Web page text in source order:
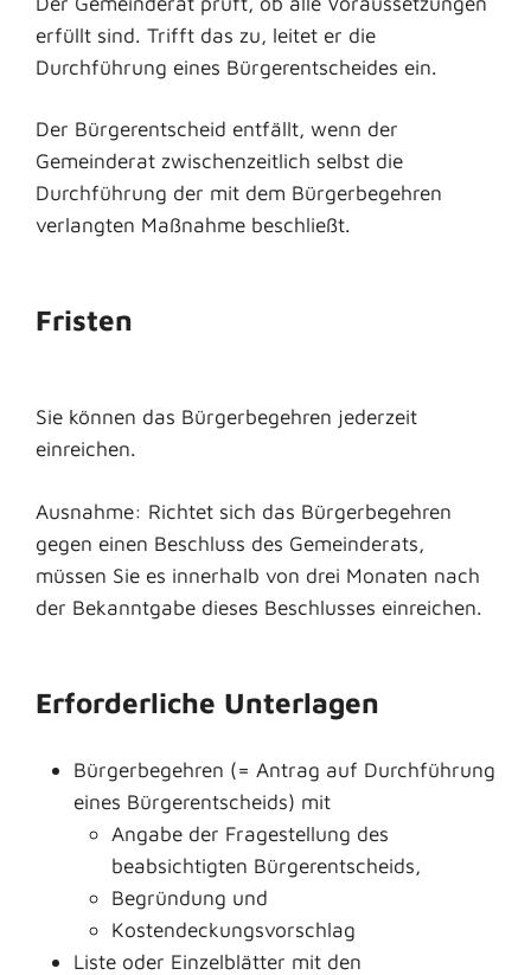
erfüllt sind. Trifft das zu, leitet er die
Durchführung eines Bürgerentscheides ein.
Der Bürgerentscheid entfällt, wenn der
Gemeinderat zwischenzeitlich selbst die
Durchführung der mit dem Bürgerbegehren
verlangten Maßnahme beschließt.
Fristen
Sie können das Bürgerbegehren jederzeit
einreichen.
Ausnahme: Richtet sich das Bürgerbegehren
gegen einen Beschluss des Gemeinderats,
müssen Sie es innerhalb von drei Monaten nach
der Bekanntgabe dieses Beschlusses einreichen.
Erforderliche Unterlagen
Bürgerbegehren (= Antrag auf Durchführung
eines Bürgerentscheids) mit
Angabe der Fragestellung des
beabsichtigten Bürgerentscheids,
Begründung und
Kostendeckungsvorschlag
Liste oder Einzelblätter mit den